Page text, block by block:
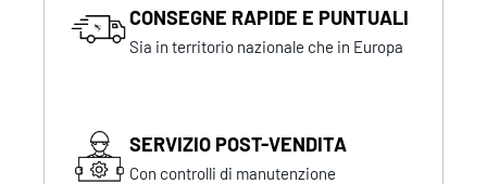
CONSEGNE RAPIDE E PUNTUALI
Sia in territorio nazionale che in Europa
SERVIZIO POST-VENDITA
Con controlli di manutenzione